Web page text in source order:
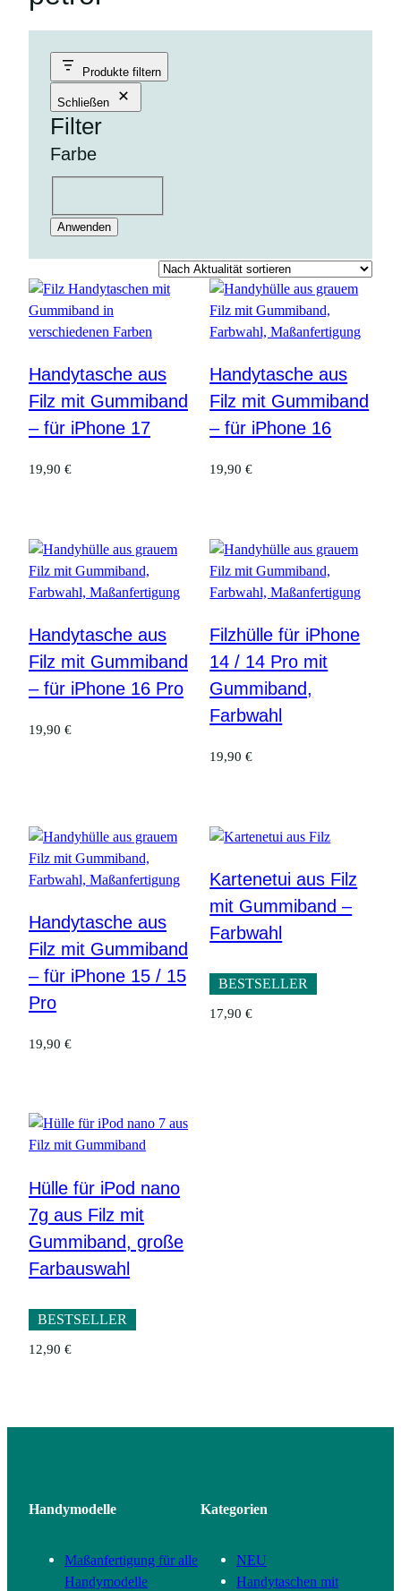
Produkte filtern
Schließen
Filter
Farbe
Anwenden
Handytasche aus
Filz mit Gummiband
– für iPhone 17
19,90 €
Handytasche aus
Filz mit Gummiband
– für iPhone 16
19,90€
Handytasche aus
Filz mit Gummiband
– für iPhone 16 Pro
19,90 €
Filzhülle für iPhone
14 / 14 Pro mit
Gummiband,
Farbwahl
19,90€
Handytasche aus
Filz mit Gummiband
– für iPhone 15 / 15
Pro
19,90 €
Kartenetui aus Filz
mit Gummiband –
Farbwahl
BESTSELLER
17,90€
Hülle für iPod nano
7g aus Filz mit
Gummiband, große
Farbauswahl
BESTSELLER
12,90 €
Handymodelle
Maßanfertigung für alle
Handymodelle
Kategorien
NEU
Handytaschen mit